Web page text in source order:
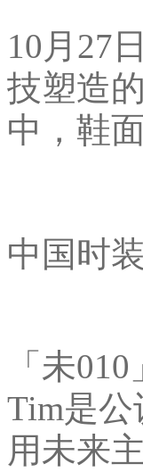
10月27
技塑造
中，鞋
中国时
「未
Tim是
用未来